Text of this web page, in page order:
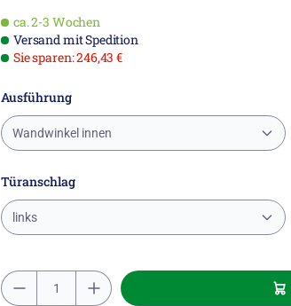
ca. 2-3 Wochen
Versand mit Spedition
Sie sparen: 246,43 €
Ausführung
Wandwinkel innen
Türanschlag
links